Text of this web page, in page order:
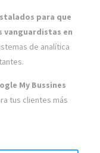
para que
vanguardistas en
de analítica
My Bussines
tus clientes más